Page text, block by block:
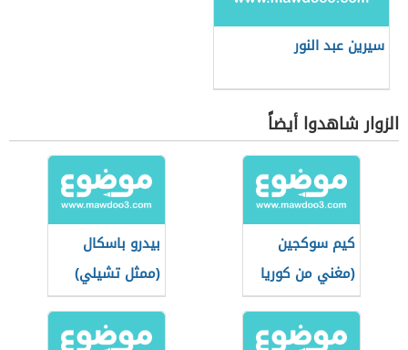
سيرين عبد النور
الزوار شاهدوا أيضاً
كيم سوكجين
(مغني من كوريا
الجنوبية)
بيدرو باسكال
(ممثل تشيلي)